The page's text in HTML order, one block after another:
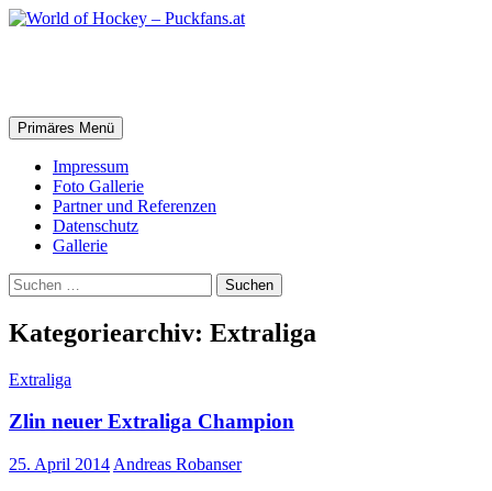
Zum
Suchen
Primäres Menü
Impressum
Foto Gallerie
Partner und Referenzen
Datenschutz
Gallerie
Suchen
nach:
Kategoriearchiv: Extraliga
Extraliga
Zlin neuer Extraliga Champion
25. April 2014 Andreas Robanser